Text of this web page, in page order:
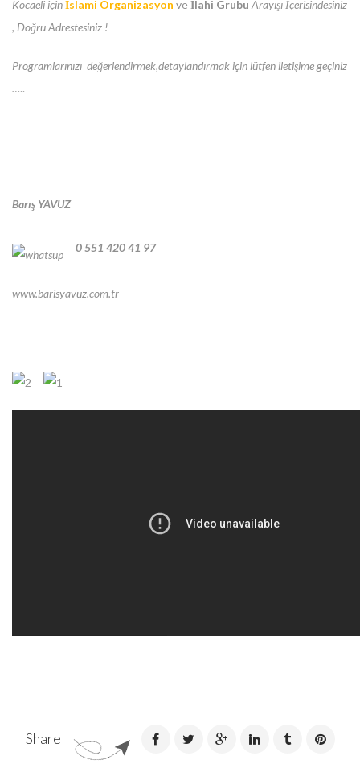
Kocaeli içinİslami Organizasyon veİlahi Grubu Arayışı İçerisindesiniz
, Doğru Adrestesiniz !
Programlarınızı değerlendirmek,detaylandırmak için lütfen iletişime geçiniz
…..
Barış YAVUZ
0 551 420 41 97
www.barisyavuz.com.tr
Share